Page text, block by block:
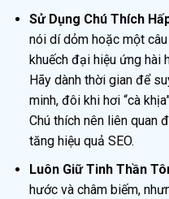
Sử Dụng Chú Thích
nói dí dỏm hoặc một
khuếch đại hiệu ứng hài
Hãy dành thời gian để
minh, đôi khi hơi “cà
Chú thích nên liên quan
tăng hiệu quả SEO.
Luôn Giữ Tinh Thần
hước và châm biếm,